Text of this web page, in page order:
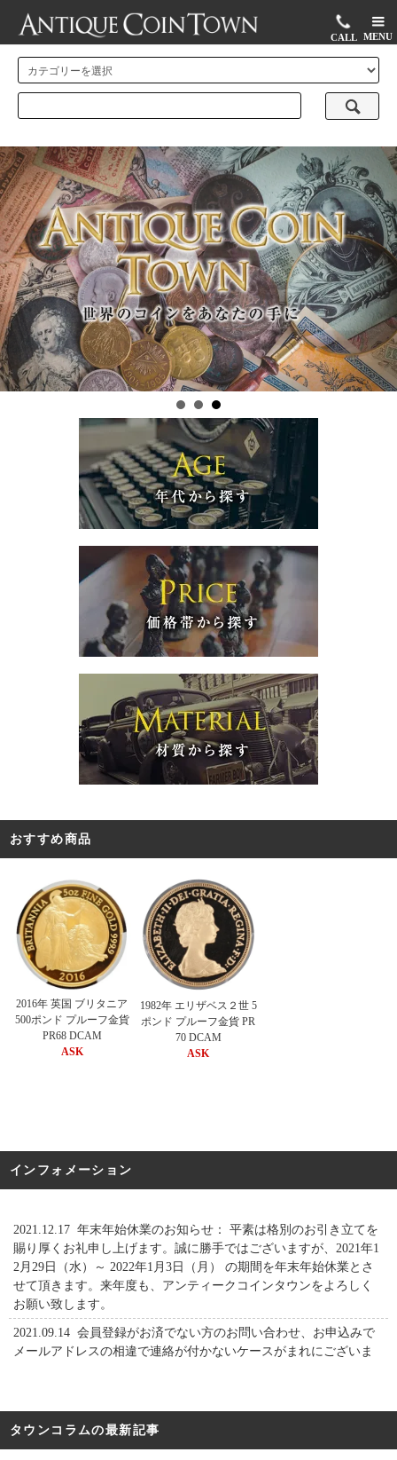
CALL MENU
おすすめ商品
2016年 英国 ブリタニア
500ポンド プルーフ金貨
PR68 DCAM
ASK
1982年 エリザベス２世 5
ポンド プルーフ金貨 PR
70 DCAM
ASK
インフォメーション
2021.12.17 年末年始休業のお知らせ： 平素は格別のお引き立てを
賜り厚くお礼申し上げます。誠に勝手ではございますが、2021年1
2月29日（水）～ 2022年1月3日（月） の期間を年末年始休業とさ
せて頂きます。来年度も、アンティークコインタウンをよろしく
お願い致します。
2021.09.14 会員登録がお済でない方のお問い合わせ、お申込みで
メールアドレスの相違で連絡が付かないケースがまれにございま
2021.08.10 夏季休業のお知らせ：平素は格別のお引き立てを賜り
タウンコラムの最新記事